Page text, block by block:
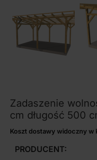
Zadaszenie
cm długość 500
Koszt dostawy widoczny w
PRODUCENT: